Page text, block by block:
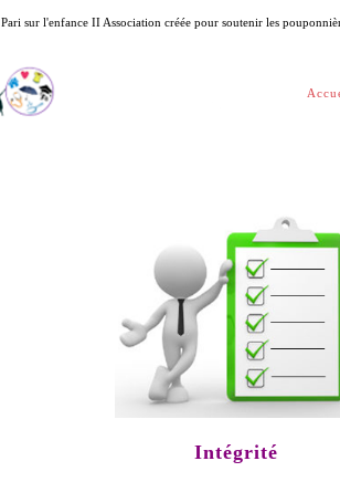
Pari sur l'enfance II Association créée pour soutenir les
Intégrité